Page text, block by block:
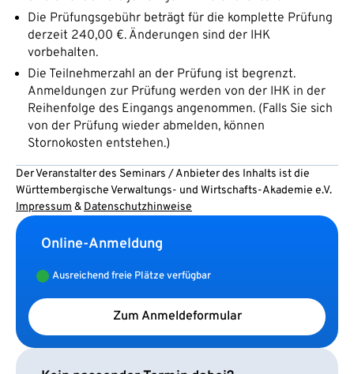
Die Prüfungsgebühr beträgt für die komplette Prüfung
derzeit 240,00 €. Änderungen sind der IHK
vorbehalten.
Die Teilnehmerzahl an der Prüfung ist begrenzt.
Anmeldungen zur Prüfung werden von der IHK in der
Reihenfolge des Eingangs angenommen. (Falls Sie sich
von der Prüfung wieder abmelden, können
Stornokosten entstehen.)
Der Veranstalter des Seminars / Anbieter des Inhalts ist die
Württembergische Verwaltungs- und Wirtschafts-Akademie e.V.
Impressum & Datenschutzhinweise
Online-Anmeldung
Ausreichend freie Plätze verfügbar
Zum Anmeldeformular